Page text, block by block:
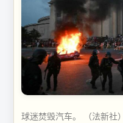
球迷焚毁汽车。 （法新社）